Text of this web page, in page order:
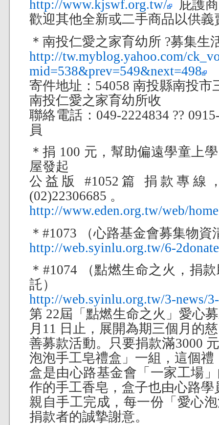
http://www.kjswf.org.tw/
庇護
歡迎其他全新或二手商品以供義
＊南投仁愛之家育幼所 ?募集生
http://tw.myblog.yahoo.com/
mid=538&prev=549&next=498
寄件地址：54058 南投縣南投市
南投仁愛之家育幼所收
聯絡電話：049-2224834 ??
員
＊捐 100 元，幫助偏遠學童上
屋發起
公益版 #1052篇 捐款專線
(02)22306685 。
http://www.eden.org.tw/web/
＊#1073 （心路基金會募集物資
http://web.syinlu.org.tw/6-
＊#1074 （點燃生命之火，捐
託）
http://web.syinlu.org.tw/3-news/
第 22屆「點燃生命之火」愛心
月11 日止，展開為期三個月的慈
善募款活動。只要捐款滿3000
泡泡手工皂禮盒」一組，這個禮
盒是由心路基金會「一家工場
作的手工香皂，盒子也由心路學
親自手工完成，每一份「愛心
捐款者的誠摯謝意。